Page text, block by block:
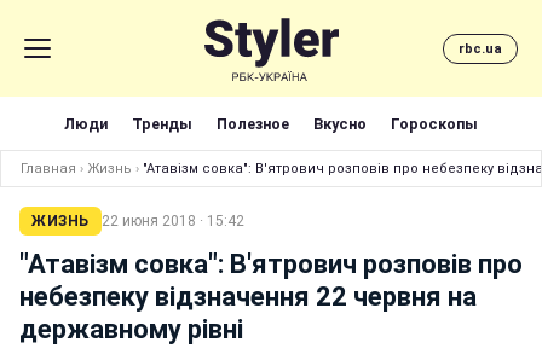
rbc.ua
Люди Тренды Полезное Вкусно Гороскопы
Главная › Жизнь › "Атавізм совка": В'ятрович розповів про небезпеку
ЖИЗНЬ 22 июня 2018 · 15:42
"Атавізм совка": В'ятрович розповів про
небезпеку відзначення 22 червня на
державному рівні